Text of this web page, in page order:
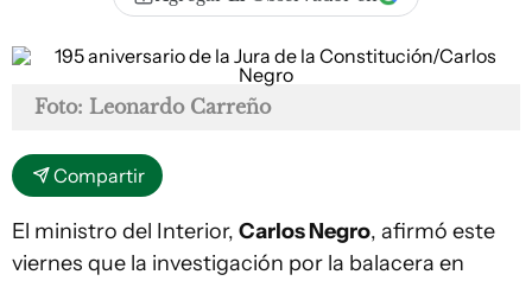
Foto: Leonardo Carreño
Compartir
El ministro del Interior, Carlos Negro, afirmó este
viernes que la investigación por la balacera en